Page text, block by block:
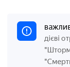
дієві